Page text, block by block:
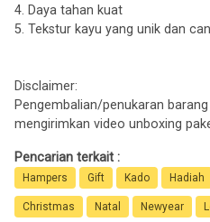
4. Daya tahan kuat
5. Tekstur kayu yang unik dan
Disclaimer:
Pengembalian/penukaran
mengirimkan video unboxing
Pencarian terkait :
Hampers Gift Kado Hadiah
Christmas Natal Newyear